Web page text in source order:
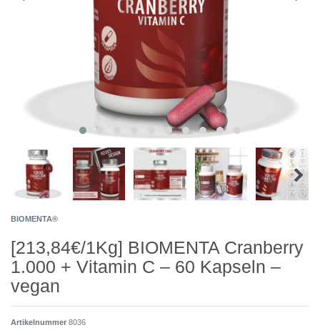
BIOMENTA®
[213,84€/1Kg] BIOMENTA Cranberry
1.000 + Vitamin C – 60 Kapseln –
vegan
Artikelnummer 8036